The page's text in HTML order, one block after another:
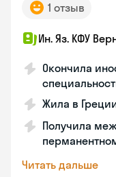
1 отзыв
Ин. Яз. КФУ
Окончила
Жила в
Получила
Читать дальше